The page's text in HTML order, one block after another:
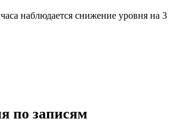
наблюдается снижение уровня на 3
по записям